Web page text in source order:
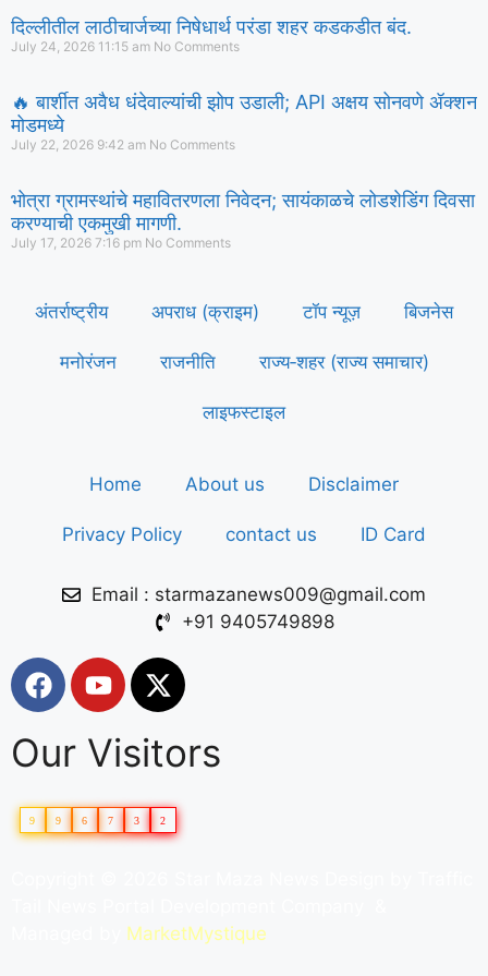
दिल्लीतील लाठीचार्जच्या निषेधार्थ परंडा शहर कडकडीत बंद.
July 24, 2026 11:15 am No Comments
🔥 बार्शीत अवैध धंदेवाल्यांची झोप उडाली; API अक्षय सोनवणे ॲक्शन
मोडमध्ये
July 22, 2026 9:42 am No Comments
भोत्रा ग्रामस्थांचे महावितरणला निवेदन; सायंकाळचे लोडशेडिंग दिवसा
करण्याची एकमुखी मागणी.
July 17, 2026 7:16 pm No Comments
अंतर्राष्ट्रीय अपराध (क्राइम) टॉप न्यूज़ बिजनेस
मनोरंजन राजनीति राज्य‑शहर (राज्य समाचार)
लाइफस्टाइल
Home About us Disclaimer
Privacy Policy contact us ID Card
Email : starmazanews009@gmail.com
+91 9405749898
Our Visitors
9 9 6 7 3 2
MarketMystique